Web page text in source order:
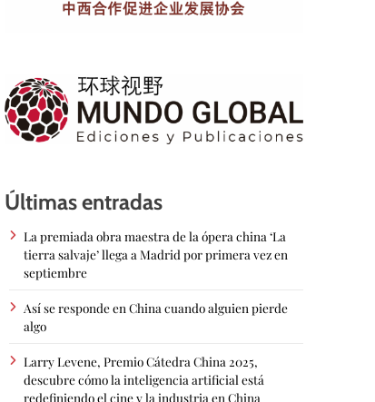
Últimas entradas
La premiada obra maestra de la ópera china ‘La
tierra salvaje’ llega a Madrid por primera vez en
septiembre
Así se responde en China cuando alguien pierde
algo
Larry Levene, Premio Cátedra China 2025,
descubre cómo la inteligencia artificial está
redefiniendo el cine y la industria en China